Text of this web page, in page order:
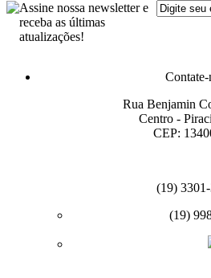
Assine nossa newsletter e
receba as últimas
atualizações!
Contate-
Rua Benjamin
Centro -
CEP:
(19) 3301-
(19)